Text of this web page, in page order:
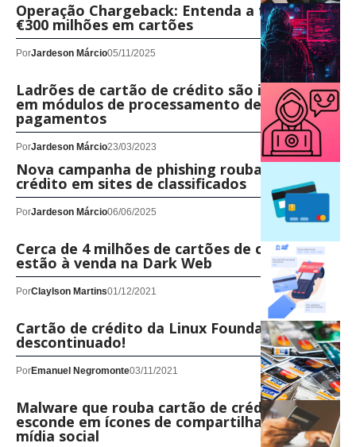
Operação Chargeback: Entenda a fraude de
€300 milhões em cartões
PorJardeson Márcio05/11/2025
Ladrões de cartão de crédito são inseridos
em módulos de processamento de
pagamentos
PorJardeson Márcio23/03/2023
Nova campanha de phishing rouba cartão de
crédito em sites de classificados
PorJardeson Márcio06/06/2025
Cerca de 4 milhões de cartões de crédito
estão à venda na Dark Web
PorClaylson Martins01/12/2021
Cartão de crédito da Linux Foundation foi
descontinuado!
PorEmanuel Negromonte03/11/2021
Malware que rouba cartão de crédito se
esconde em ícones de compartilhamento de
mídia social